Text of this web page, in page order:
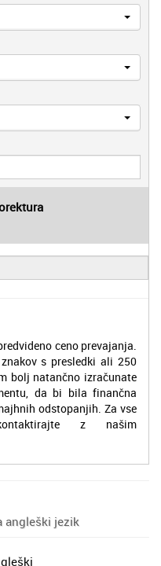
ceno prevajanja.
s presledki ali 250
bolj natančno izračunate
da bi bila finančna
odstopanjih. Za vse
z našim
angleški jezik